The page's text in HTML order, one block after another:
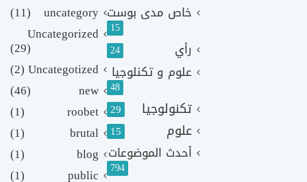
خاص مدى بوست
15
رأي 24
علوم و تكنلوجيا
48
تكنولوجيا 29
علوم 15
أحدث الموضوعات
794
uncategory
(11)
Uncategorized
(29)
Uncategotized
(2)
new
(46)
roobet
(1)
brutal
(1)
blog
(1)
public
(1)